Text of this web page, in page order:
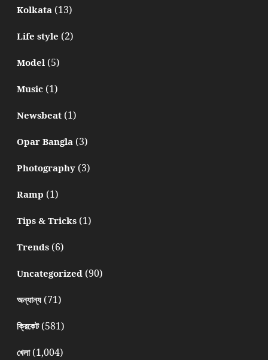
Kolkata(13)
Life style (2)
Model(5)
Music(1)
Newsbeat(1)
Opar Bangla(3)
Photography(3)
Ramp (1)
Tips & Tricks(1)
Trends(6)
Uncategorized(90)
অন্যান্য(71)
ক্রিকেট(581)
খেলা(1,004)